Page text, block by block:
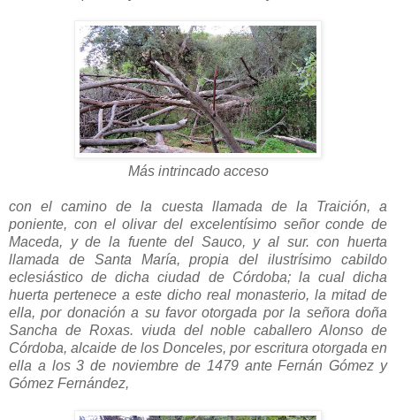
Más intrincado acceso
con el camino de la cuesta llamada de la Traición, a
poniente, con el olivar del excelentísimo señor conde de
Maceda, y de la fuente del Sauco, y al sur. con huerta
llamada de Santa María, propia del ilustrísimo cabildo
eclesiástico de dicha ciudad de Córdoba; la cual dicha
huerta pertenece a este dicho real monasterio, la mitad de
ella, por donación a su favor otorgada por la señora doña
Sancha de Roxas. viuda del noble caballero Alonso de
Córdoba, alcaide de los Donceles, por escritura otorgada en
ella a los 3 de noviembre de 1479 ante Fernán Gómez y
Gómez Fernández,